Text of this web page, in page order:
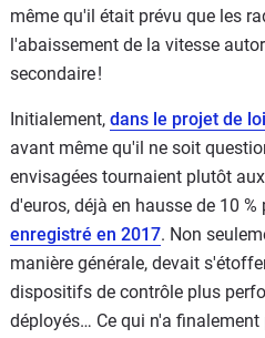
même qu'il était prévu que les
l'abaissement de la vitesse
secondaire !
Initialement, dans le projet de
avant même qu'il ne soit
envisagées tournaient plutôt
d'euros, déjà en hausse de 10 %
enregistré en 2017. Non
manière générale, devait
dispositifs de contrôle plus
déployés… Ce qui n'a